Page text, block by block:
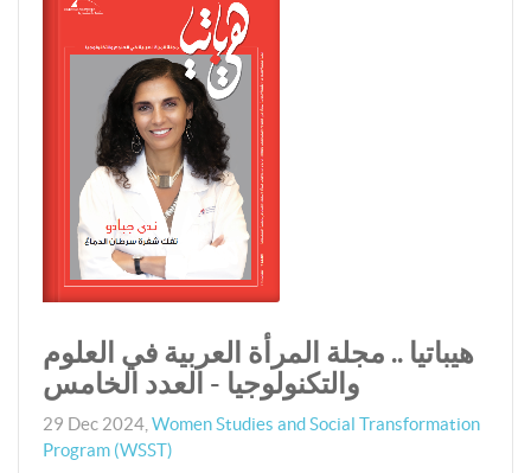
هيباتيا .. مجلة المرأة العربية في العلوم
والتكنولوجيا - العدد الخامس
29 Dec 2024 Women Studies and Social Transformation
Program (WSST)